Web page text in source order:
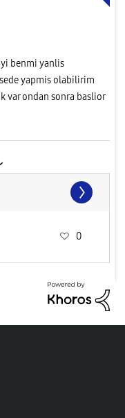
benmi yanlis
yapmis olabilirim
var ondan sonra baslior
0